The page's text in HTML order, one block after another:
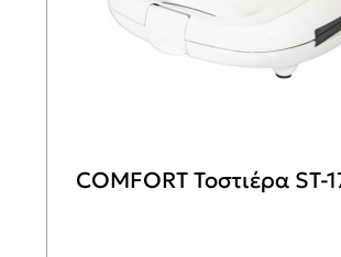
COMFORT Τοστιέρα ST-